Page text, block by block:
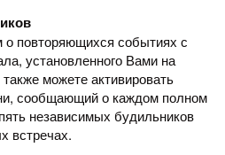
повторяющихся событиях с
установленного Вами на
можете активировать
сообщающий о каждом полном
независимых будильников
встречах.